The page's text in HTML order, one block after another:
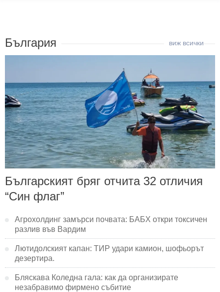
България
Българският бряг отчита 32 отличия
“Син флаг”
Агрохолдинг замърси почвата: БАБХ откри токсичен
разлив във Вардим
Лютидолският капан: ТИР удари камион, шофьорът
дезертира.
Бляскава Коледна гала: как да организирате
незабравимо фирмено събитие